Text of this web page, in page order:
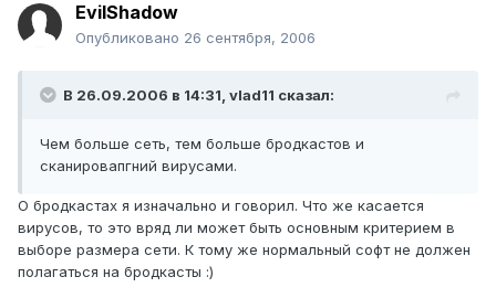
EvilShadow
Опубликовано 26 сентября, 2006
В 26.09.2006 в 14:31, vlad11 сказал:
Чем больше сеть, тем больше бродкастов и
сканировапгний вирусами.
О бродкастах я изначально и говорил. Что же касается
вирусов, то это вряд ли может быть основным критерием в
выборе размера сети. К тому же нормальный софт не должен
полагаться на бродкасты :)